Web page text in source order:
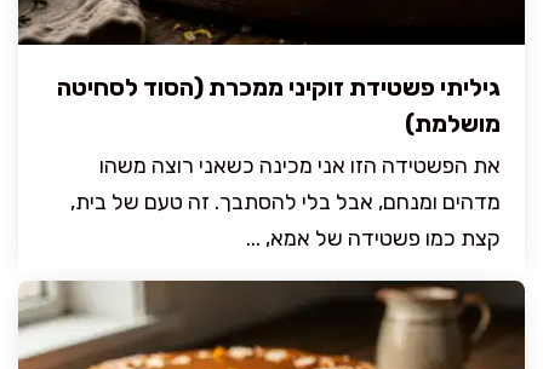
גיליתי פשטידת זוקיני ממכרת (הסוד לסחיטה
מושלמת)
את הפשטידה הזו אני מכינה כשאני רוצה משהו
מדהים ומנחם, אבל בלי להסתבך. זה טעם של בית,
קצת כמו פשטידה של אמא, ...